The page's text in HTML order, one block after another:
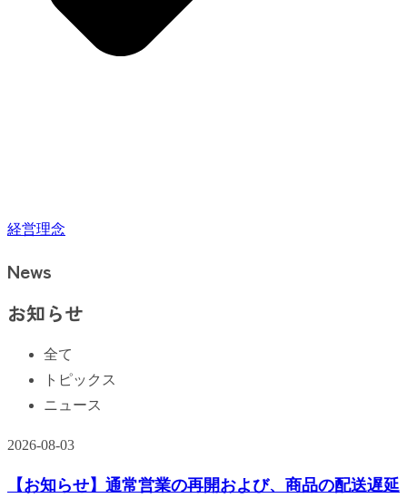
経営理念
News
お知らせ
全て
トピックス
ニュース
2026-08-03
【お知らせ】通常営業の再開および、商品の配送遅延